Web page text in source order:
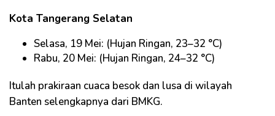
Kota Tangerang Selatan
Selasa, 19 Mei: (Hujan Ringan, 23–32 °C)
Rabu, 20 Mei: (Hujan Ringan, 24–32 °C)
Itulah prakiraan cuaca besok dan lusa di wilayah
Banten selengkapnya dari BMKG.